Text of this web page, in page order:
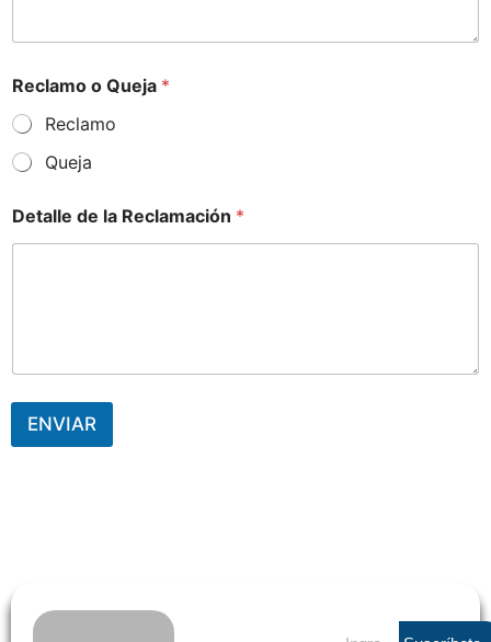
Reclamo o Queja *
Reclamo
Queja
Detalle de la Reclamación *
ENVIAR